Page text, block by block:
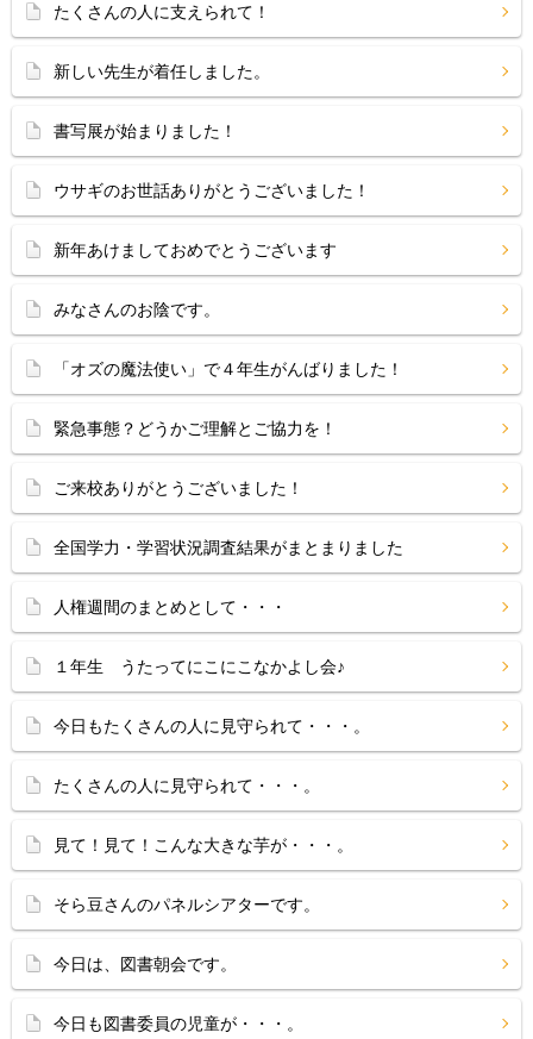
たくさんの人に支えられて！
新しい先生が着任しました。
書写展が始まりました！
ウサギのお世話ありがとうございました！
新年あけましておめでとうございます
みなさんのお陰です。
「オズの魔法使い」で４年生がんばりました！
緊急事態？どうかご理解とご協力を！
ご来校ありがとうございました！
全国学力・学習状況調査結果がまとまりました
人権週間のまとめとして・・・
１年生 うたってにこにこなかよし会♪
今日もたくさんの人に見守られて・・・。
たくさんの人に見守られて・・・。
見て！見て！こんな大きな芋が・・・。
そら豆さんのパネルシアターです。
今日は、図書朝会です。
今日も図書委員の児童が・・・。